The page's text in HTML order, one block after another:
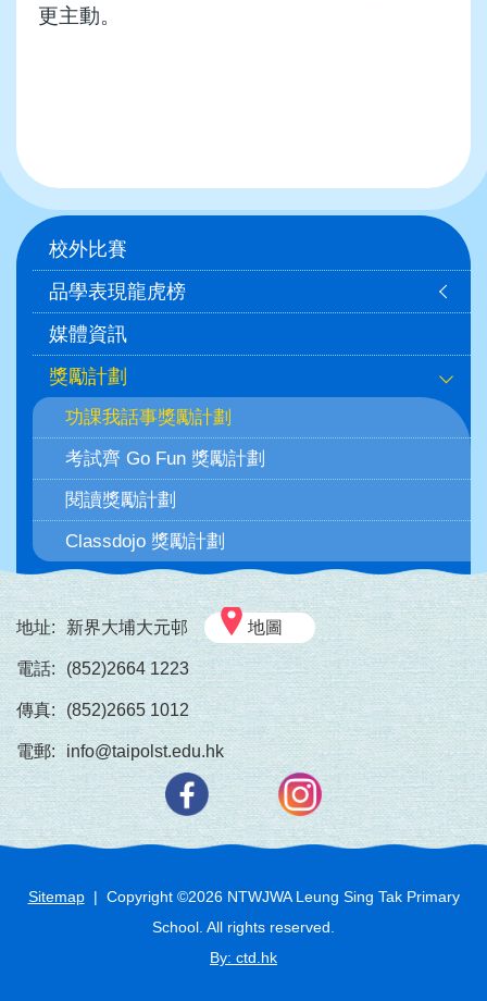
更主動。
Main
navigation
校外比賽
品學表現龍虎榜
媒體資訊
獎勵計劃
功課我話事獎勵計劃
考試齊 Go Fun 獎勵計劃
閱讀獎勵計劃
Classdojo 獎勵計劃
地址: 新界大埔大元邨 地圖
電話: (852)2664 1223
傳真: (852)2665 1012
電郵: info@taipolst.edu.hk
Sitemap| Copyright ©2026NTWJWA Leung Sing Tak Primary
School. All rights reserved.
By: ctd.hk